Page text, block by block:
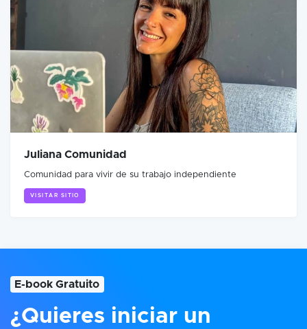
Juliana Comunidad
Comunidad para vivir de su trabajo independiente
VISITAR SITIO
E-book Gratuito
¿Quieres iniciar un